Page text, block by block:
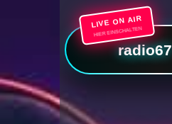
LIVE ON AIR
HIER EINSCHALTEN
radio67